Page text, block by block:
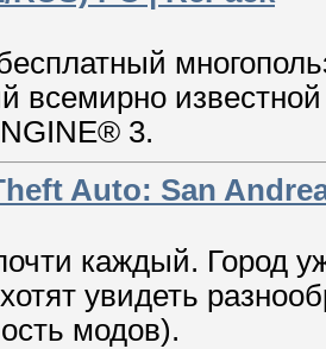
всемирно
3.
Auto: San
каждый. Город
увидеть
модов).